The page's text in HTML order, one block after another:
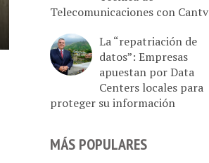
Telecomunicaciones con Cantv
La “repatriación de
datos”: Empresas
apuestan por Data
Centers locales para
proteger su información
MÁS POPULARES